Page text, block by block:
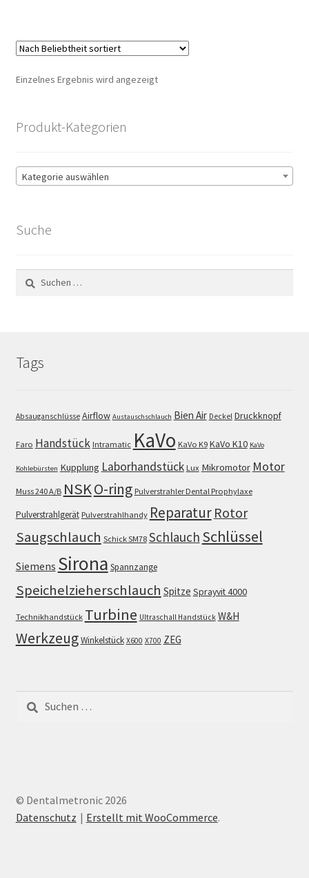
Einzelnes Ergebnis wird angezeigt
Produkt-Kategorien
Kategorie auswählen
Suche
nach:
Tags
Absauganschlüsse Airflow Austauschschlauch Bien Air Deckel Druckknopf
Faro Handstück Intramatic KaVo KaVo K9 KaVo K10 KaVo
Kohlebürsten Kupplung Laborhandstück Lux Mikromotor Motor
Muss 240 A/B NSKO-ring Pulverstrahler Dental Prophylaxe
Pulverstrahlgerät Pulverstrahlhandy Reparatur Rotor
Saugschlauch Schick SM78 Schlauch Schlüssel
Siemens Sirona Spannzange
Speichelzieherschlauch Spitze Sprayvit 4000
Technikhandstück Turbine Ultraschall Handstück W&H
WerkzeugWinkelstück X600 X700 ZEG
Suchen
nach:
© Dentalmetronic 2026
Datenschutz
Erstellt mit WooCommerce.